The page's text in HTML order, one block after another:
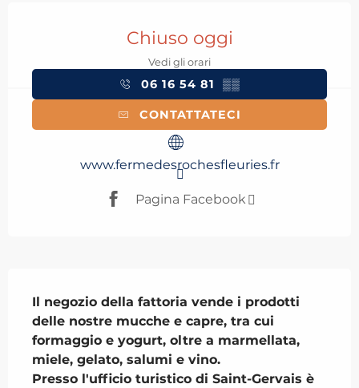
Chiuso oggi
Vedi gli orari
06 16 54 81 ▒▒
CONTATTATECI
www.fermedesrochesfleuries.fr
Pagina Facebook
Il negozio della fattoria vende i prodotti
delle nostre mucche e capre, tra cui
formaggio e yogurt, oltre a marmellata,
miele, gelato, salumi e vino.
Presso l'ufficio turistico di Saint-Gervais è